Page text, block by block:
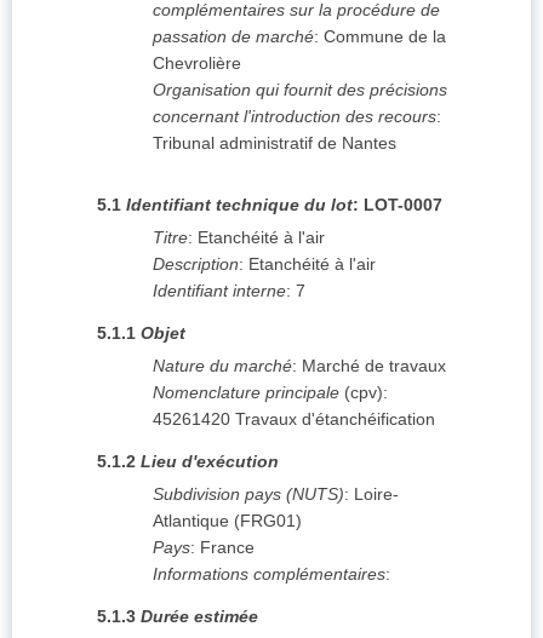
complémentaires sur la procédure de
passation de marché: Commune de la
Chevrolière
Organisation qui fournit des précisions
concernant l'introduction des recours:
Tribunal administratif de Nantes
5.1 Identifiant technique du lot: LOT-0007
Titre: Etanchéité à l'air
Description: Etanchéité à l'air
Identifiant interne: 7
5.1.1 Objet
Nature du marché: Marché de travaux
Nomenclature principale (cpv):
45261420 Travaux d'étanchéification
5.1.2 Lieu d'exécution
Subdivision pays (NUTS): Loire-
Atlantique (FRG01)
Pays: France
Informations complémentaires:
5.1.3 Durée estimée